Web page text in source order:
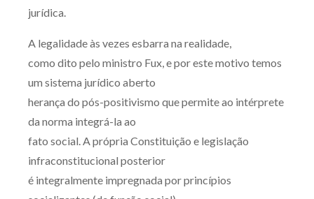
jurídica.
A legalidade às vezes esbarra na realidade,
como dito pelo ministro Fux, e por este motivo temos
um sistema jurídico aberto
herança do pós-positivismo que permite ao intérprete
da norma integrá-la ao
fato social. A própria Constituição e legislação
infraconstitucional posterior
é integralmente impregnada por princípios